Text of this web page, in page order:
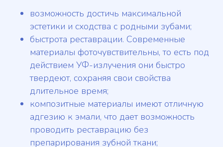
возможность достичь максимальной
эстетики и сходства с родными зубами;
быстрота реставрации. Современные
материалы фоточувствительны, то есть под
действием УФ-излучения они быстро
твердеют, сохраняя свои свойства
длительное время;
композитные материалы имеют отличную
адгезию к эмали, что дает возможность
проводить реставрацию без
препарирования зубной ткани;